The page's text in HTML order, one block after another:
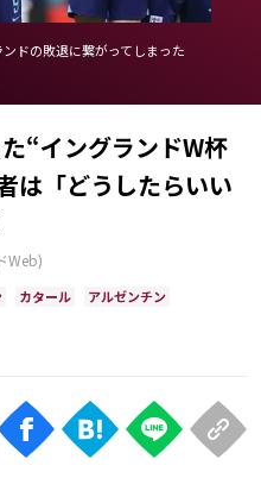
iOS Apps
ドの敗退に繋がってしまった
“イングランドW杯
「どうしたらいい
Web)
カタール
アルゼンチン